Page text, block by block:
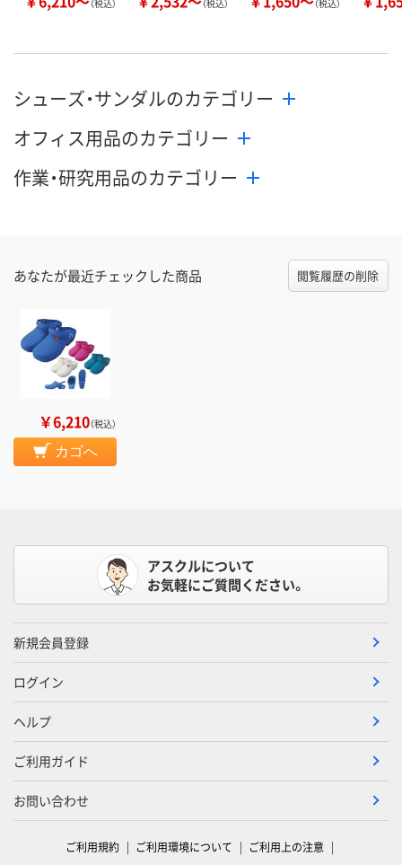
（税込） （税込） （税込）
シューズ・サンダルのカテゴリー
オフィス用品のカテゴリー
作業・研究用品のカテゴリー
あなたが最近チェックした商品 閲覧履歴の削除
￥6,210（税込）
カゴへ
アスクルについて
お気軽にご質問ください。
新規会員登録
ログイン
ヘルプ
ご利用ガイド
お問い合わせ
ご利用規約 ご利用環境について
ご利用上の注意